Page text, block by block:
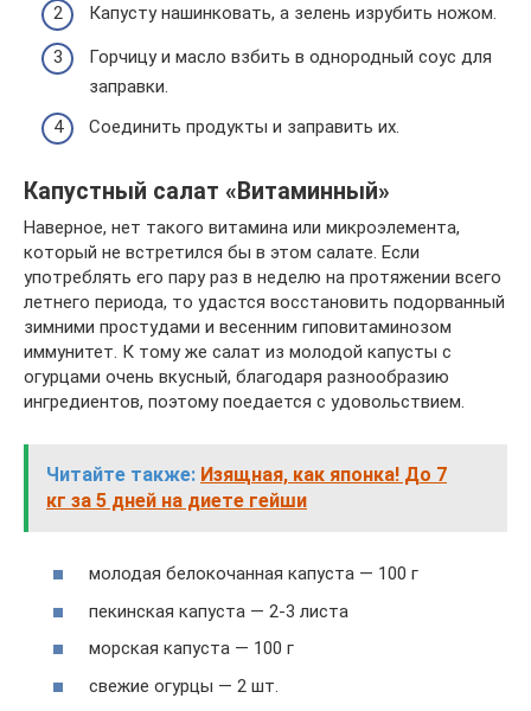
Капусту нашинковать, а зелень изрубить ножом.
Горчицу и масло взбить в однородный соус для
заправки.
Соединить продукты и заправить их.
Капустный салат «Витаминный»
Наверное, нет такого витамина или микроэлемента,
который не встретился бы в этом салате. Если
употреблять его пару раз в неделю на протяжении всего
летнего периода, то удастся восстановить подорванный
зимними простудами и весенним гиповитаминозом
иммунитет. К тому же салат из молодой капусты с
огурцами очень вкусный, благодаря разнообразию
ингредиентов, поэтому поедается с удовольствием.
Читайте также: Изящная, как японка! До 7
кг за 5 дней на диете гейши
молодая белокочанная капуста — 100 г
пекинская капуста — 2-3 листа
морская капуста — 100 г
свежие огурцы — 2 шт.